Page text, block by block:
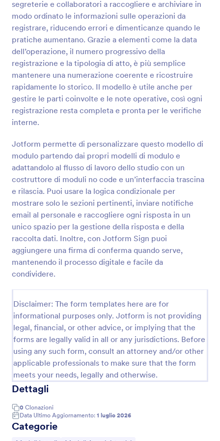
segreterie e collaboratori a raccogliere e archiviare in
modo ordinato le informazioni sulle operazioni da
registrare, riducendo errori e dimenticanze quando le
pratiche aumentano. Grazie a elementi come la data
dell’operazione, il numero progressivo della
registrazione e la tipologia di atto, è più semplice
mantenere una numerazione coerente e ricostruire
rapidamente lo storico. Il modello è utile anche per
gestire le parti coinvolte e le note operative, così ogni
registrazione resta completa e pronta per le verifiche
interne.
Jotform permette di personalizzare questo modello di
modulo partendo dai propri modelli di modulo e
adattandolo al flusso di lavoro dello studio con un
costruttore di moduli no code e un’interfaccia trascina
e rilascia. Puoi usare la logica condizionale per
mostrare solo le sezioni pertinenti, inviare notifiche
email al personale e raccogliere ogni risposta in un
unico spazio per la gestione della risposta e della
raccolta dati. Inoltre, con Jotform Sign puoi
aggiungere una firma di conferma quando serve,
mantenendo il processo digitale e facile da
condividere.
Disclaimer: The form templates here are for
informational purposes only. Jotform is not providing
legal, financial, or other advice, or implying that the
forms are legally valid in all or any jurisdictions. Before
using any such form, consult an attorney and/or other
applicable professionals to make sure that the form
meets your needs, legally and otherwise.
Dettagli
0 Clonazioni
Data Ultimo Aggiornamento: 1 luglio 2026
Categorie
tuo logo, le informazioni sul tuo lavoro e persino
inserire foto e video. Sei un editore, un venditore o
un distributore di contenuti digitali? Potresti aver
bisogno di un Modulo di Dichiarazione Copyright
gratuito per proteggere i tuoi beni! Sia che tu sia un
individuo o un'organizzazione, proteggi i tuoi
contenuti - e i tuoi diritti - con questo modulo
gratuito di Jotform. Compilando il modulo e
condividendolo con i tuoi clienti, proteggerai il tuo
lavoro dall'utilizzo senza autorizzazione. Sincronizza i
dati su Dropbox, Google Drive e altre applicazioni,
oppure inviali direttamente alla tua casella di posta
elettronica in formato PDF. Tutto grazie alle oltre
Anteprima
Raccogli l’autorizzazione al viaggio per un minore
che si sposta con un solo genitore usando Jotform e
il Modulo di Consenso al Viaggio per Minore con un
vogliono gestire la raccolta dati online.
Go to Category:
Moduli di Consenso
Usa Template
Anteprima